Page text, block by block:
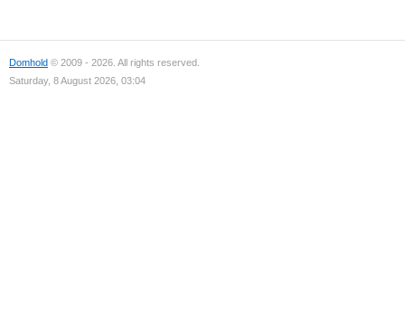
Domhold © 2009 - 2026. All rights reserved.
Saturday, 8 August 2026, 03:04